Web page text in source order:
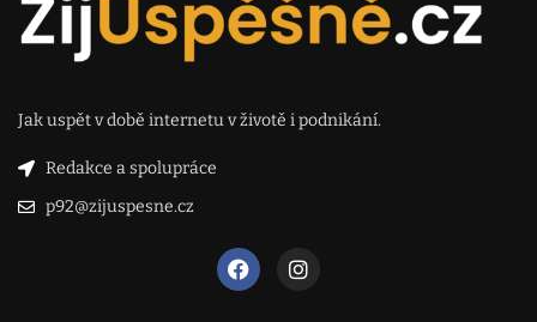
Jak uspět v době internetu v životě i podnikání.
Redakce a spolupráce
p92@zijuspesne.cz